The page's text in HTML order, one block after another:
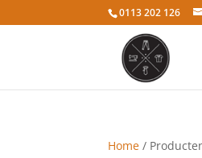
0113 202 126
Home /